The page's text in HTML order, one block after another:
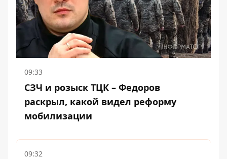
09:33
СЗЧ и розыск ТЦК – Федоров
раскрыл, какой видел реформу
мобилизации
09:32